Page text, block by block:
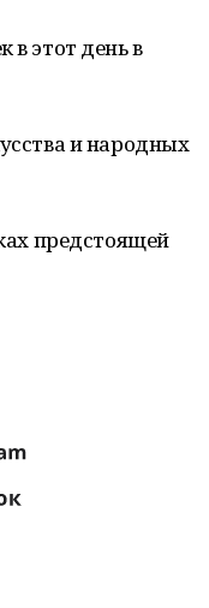
этот день в
и народных
предстоящей